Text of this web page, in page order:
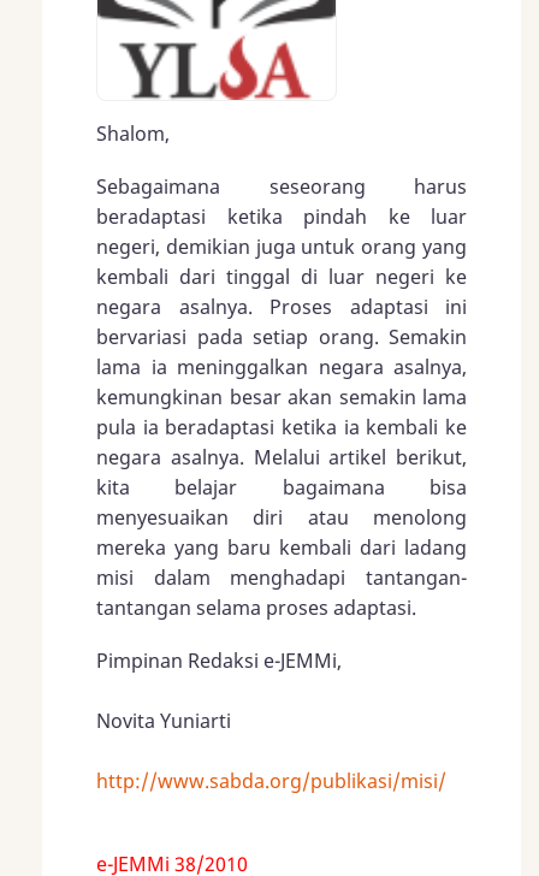
Shalom,
Sebagaimana seseorang harus
beradaptasi ketika pindah ke luar
negeri, demikian juga untuk orang yang
kembali dari tinggal di luar negeri ke
negara asalnya. Proses adaptasi ini
bervariasi pada setiap orang. Semakin
lama ia meninggalkan negara asalnya,
kemungkinan besar akan semakin lama
pula ia beradaptasi ketika ia kembali ke
negara asalnya. Melalui artikel berikut,
kita belajar bagaimana bisa
menyesuaikan diri atau menolong
mereka yang baru kembali dari ladang
misi dalam menghadapi tantangan-
tantangan selama proses adaptasi.
Pimpinan Redaksi e-JEMMi,
Novita Yuniarti
http://www.sabda.org/publikasi/misi/
e-JEMMi 38/2010